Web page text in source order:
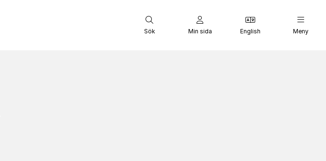
Sök Min sida English Meny